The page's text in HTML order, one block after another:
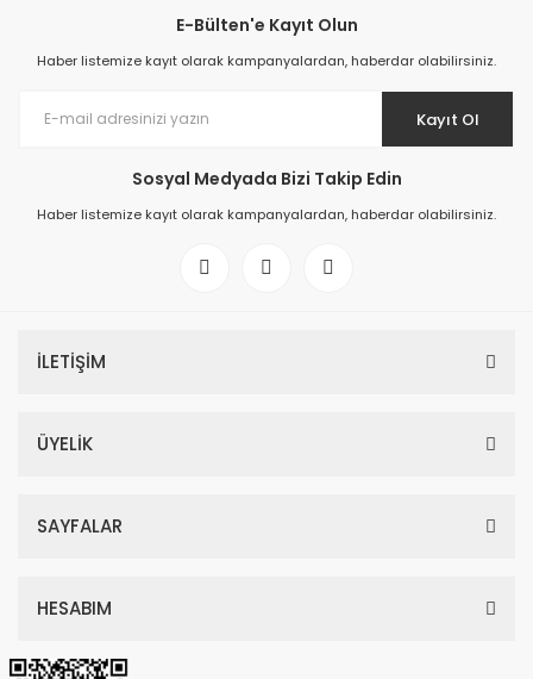
E-Bülten'e Kayıt Olun
Haber listemize kayıt olarak kampanyalardan, haberdar olabilirsiniz.
Kayıt Ol
Sosyal Medyada Bizi Takip Edin
Haber listemize kayıt olarak kampanyalardan, haberdar olabilirsiniz.
İLETİŞİM
ÜYELİK
SAYFALAR
HESABIM